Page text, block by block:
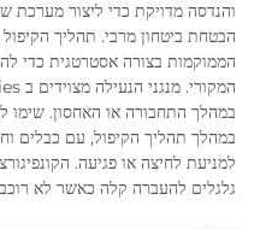
והנדסה מדויקת כדי ליצור מערכת
הבטחת ביטחון מרבי. תהליך
הממוקמות בצורה אסטרטגית כדי
במהלך התחבורה או האחסון. שימו
במהלך תהליך הקיפול, עם כבלים
למניעת לחיצה או פגיעה.
גלגלים להעברה קלה כאשר לא